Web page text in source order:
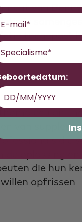
van
is
toegepast
van
die
die hun
opfrissen